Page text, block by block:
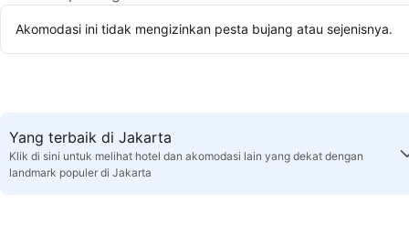
Akomodasi ini tidak mengizinkan pesta bujang atau sejenisnya.
Yang terbaik di Jakarta
Klik di sini untuk melihat hotel dan akomodasi lain yang dekat dengan
landmark populer di Jakarta